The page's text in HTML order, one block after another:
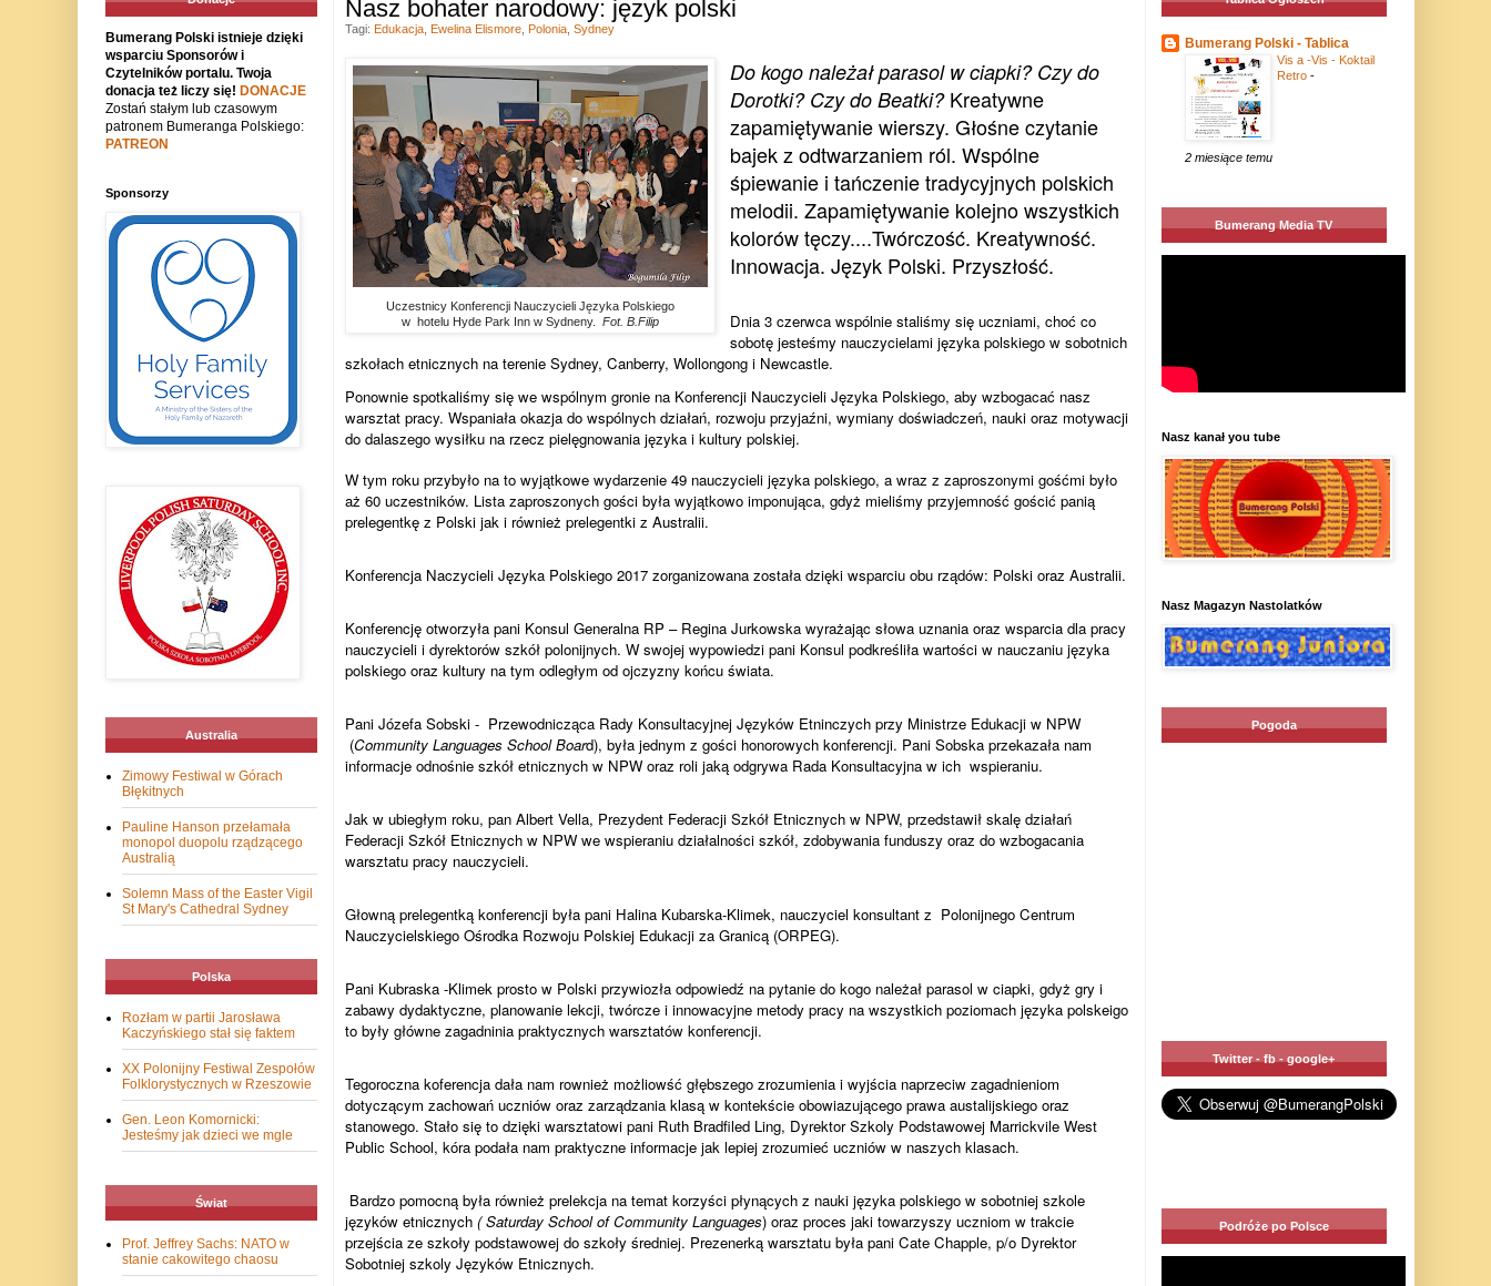
Nasz bohater narodowy: język polski
Uczestnicy Konferencji Nauczycieli Języka Polskiego
w hotelu Hyde Park Inn w Sydneny. Fot. B.Filip
Do kogo należał parasol w ciapki? Czy do
Dorotki? Czy do Beatki? Kreatywne
zapamiętywanie wierszy. Głośne czytanie
bajek z odtwarzaniem ról. Wspólne
śpiewanie i tańczenie tradycyjnych polskich
melodii. Zapamiętywanie kolejno wszystkich
kolorów tęczy....Twórczość. Kreatywność.
Innowacja. Język Polski. Przyszłość.
Dnia 3 czerwca wspólnie staliśmy się uczniami, choć co
sobotę jesteśmy nauczycielami języka polskiego w sobotnich
szkołach etnicznych na terenie Sydney, Canberry, Wollongong i Newcastle.
Ponownie spotkaliśmy się we wspólnym gronie na Konferencji Nauczycieli Języka Polskiego, aby wzbogacać nasz
warsztat pracy. Wspaniała okazja do wspólnych działań, rozwoju przyjaźni, wymiany doświadczeń, nauki oraz motywacji
do dalaszego wysiłku na rzecz pielęgnowania języka i kultury polskiej.
W tym roku przybyło na to wyjątkowe wydarzenie 49 nauczycieli języka polskiego, a wraz z zaproszonymi gośćmi było
aż 60 uczestników. Lista zaproszonych gości była wyjątkowo imponująca, gdyż mieliśmy przyjemność gościć panią
prelegentkę z Polski jak i również prelegentki z Australii.
Konferencja Naczycieli Języka Polskiego 2017 zorganizowana została dzięki wsparciu obu rządów: Polski oraz Australii.
Konferencję otworzyła pani Konsul Generalna RP – Regina Jurkowska wyrażając słowa uznania oraz wsparcia dla pracy
nauczycieli i dyrektorów szkół polonijnych. W swojej wypowiedzi pani Konsul podkreśliła wartości w nauczaniu języka
polskiego oraz kultury na tym odległym od ojczyzny końcu świata.
Pani Józefa Sobski - Przewodnicząca Rady Konsultacyjnej Języków Etninczych przy Ministrze Edukacji w NPW
(Community Languages School Board), była jednym z gości honorowych konferencji. Pani Sobska przekazała nam
informacje odnośnie szkół etnicznych w NPW oraz roli jaką odgrywa Rada Konsultacyjna w ich wspieraniu.
Jak w ubiegłym roku, pan Albert Vella, Prezydent Federacji Szkół Etnicznych w NPW, przedstawił skalę działań
Federacji Szkół Etnicznych w NPW we wspieraniu działalności szkół, zdobywania funduszy oraz do wzbogacania
warsztatu pracy nauczycieli.
Głowną prelegentką konferencji była pani Halina Kubarska-Klimek, nauczyciel konsultant z Polonijnego Centrum
Nauczycielskiego Ośrodka Rozwoju Polskiej Edukacji za Granicą (ORPEG).
Pani Kubraska -Klimek prosto w Polski przywiozła odpowiedź na pytanie do kogo należał parasol w ciapki, gdyż gry i
zabawy dydaktyczne, planowanie lekcji, twórcze i innowacyjne metody pracy na wszystkich poziomach języka polskeigo
to były główne zagadninia praktycznych warsztatów konferencji.
Tegoroczna koferencja dała nam rownież możliowść głębszego zrozumienia i wyjścia naprzeciw zagadnieniom
dotyczącym zachowań uczniów oraz zarządzania klasą w kontekście obowiazującego prawa austalijskiego oraz
stanowego. Stało się to dzięki warsztatowi pani Ruth Bradfiled Ling, Dyrektor Szkoly Podstawowej Marrickvile West
Public School, kóra podała nam praktyczne informacje jak lepiej zrozumieć uczniów w naszych klasach.
Bardzo pomocną była również prelekcja na temat korzyści płynących z nauki języka polskiego w sobotniej szkole
języków etnicznych ( Saturday School of Community Languages) oraz proces jaki towarzyszy uczniom w trakcie
przejścia ze szkoły podstawowej do szkoły średniej. Prezenerką warsztatu była pani Cate Chapple, p/o Dyrektor
Sobotniej szkoly Języków Etnicznych.
Tagi: Edukacja, Ewelina Elismore, Polonia, Sydney
Bumerang Polski istnieje dzięki
wsparciu Sponsorów i
Czytelników portalu. Twoja
donacja też liczy się! DONACJE
Zostań stałym lub czasowym
patronem Bumeranga Polskiego:
PATREON
Sponsorzy
Australia
Zimowy Festiwal w Górach
Błękitnych
Pauline Hanson przełamała
monopol duopolu rządzącego
Australią
Solemn Mass of the Easter Vigil
St Mary's Cathedral Sydney
Polska
Rozłam w partii Jarosława
Kaczyńskiego stał się faktem
XX Polonijny Festiwal Zespołów
Folklorystycznych w Rzeszowie
Gen. Leon Komornicki:
Jesteśmy jak dzieci we mgle
Świat
Prof. Jeffrey Sachs: NATO w
stanie cakowitego chaosu
Bumerang Polski - Tablica
Vis a -Vis - Koktail
Retro -
2 miesiące temu
Bumerang Media TV
Nasz kanał you tube
Nasz Magazyn Nastolatków
Pogoda
Twitter - fb - google+
Podróże po Polsce